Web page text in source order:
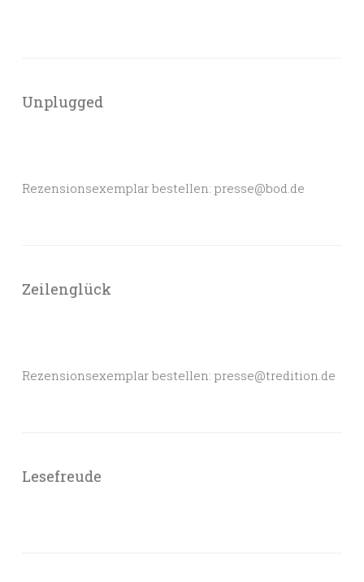
Unplugged
Rezensionsexemplar bestellen: presse@bod.de
Zeilenglück
Rezensionsexemplar bestellen: presse@tredition.de
Lesefreude